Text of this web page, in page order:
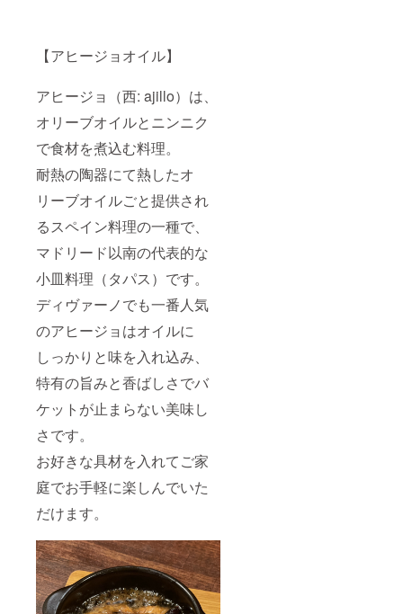
【アヒージョオイル】
アヒージョ（西: ajillo）は、
オリーブオイルとニンニク
で食材を煮込む料理。
耐熱の陶器にて熱したオ
リーブオイルごと提供され
るスペイン料理の一種で、
マドリード以南の代表的な
小皿料理（タパス）です。
ディヴァーノでも一番人気
のアヒージョはオイルに
しっかりと味を入れ込み、
特有の旨みと香ばしさでバ
ケットが止まらない美味し
さです。
お好きな具材を入れてご家
庭でお手軽に楽しんでいた
だけます。